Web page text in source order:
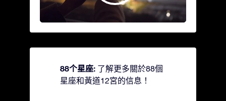
88个星座: 了解更多關於88個
星座和黃道12宮的信息！